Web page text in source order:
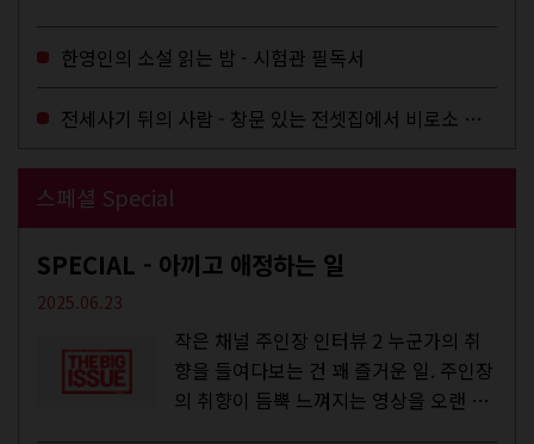
한영인의 소설 읽는 밤 - 시험관 필독서
전세사기 뒤의 사람 - 창문 있는 전셋집에서 비로소 겨울 이불을 샀다
스페셜 Special
SPECIAL - 아끼고 애정하는 일
2025.06.23
작은 채널 주인장 인터뷰 2 누군가의 취
향을 들여다보는 건 꽤 즐거운 일. 주인장
의 취향이 듬뿍 느껴지는 영상을 오랜 시